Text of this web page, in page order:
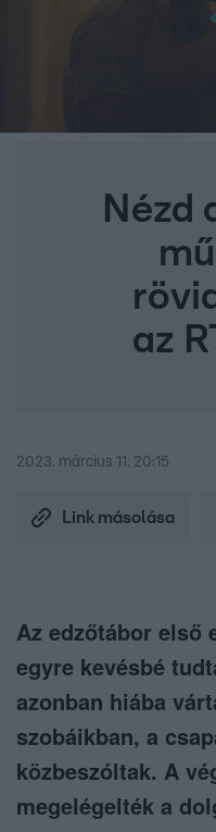
Nézd
az
2023. március 11. 20:15
Link másolása
Az edzőtábor első
egyre kevésbé
azonban hiába
szobáikban, a
közbeszóltak. A
megelégelték a